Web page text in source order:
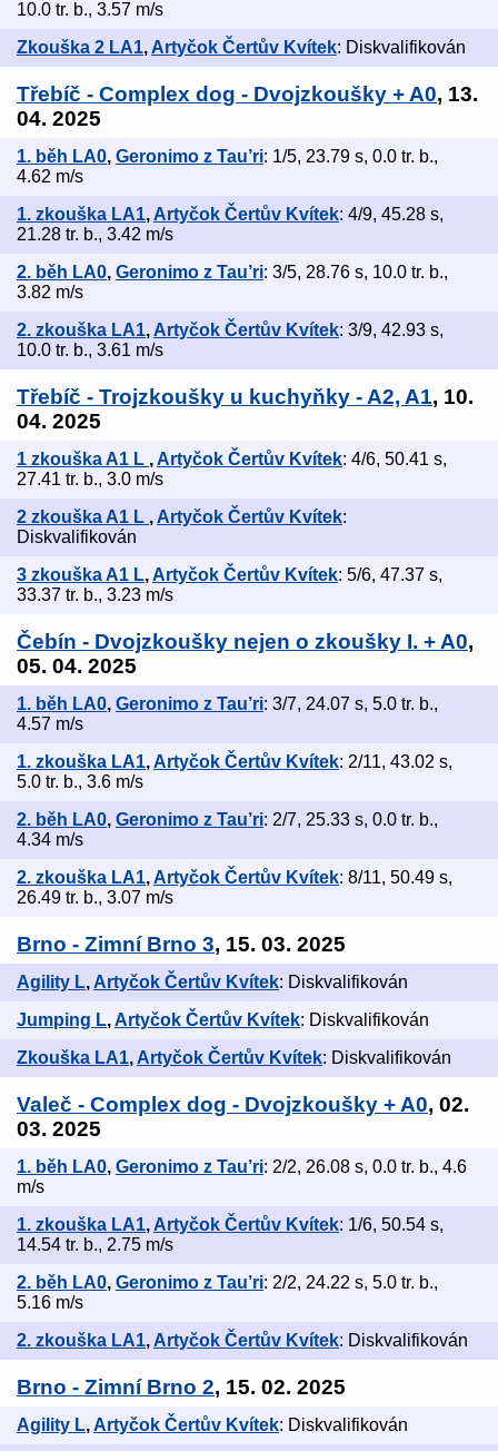
10.0 tr. b., 3.57 m/s
Zkouška 2 LA1, Artyčok Čertův Kvítek: Diskvalifikován
Třebíč - Complex dog - Dvojzkoušky + A0, 13.
04. 2025
1. běh LA0, Geronimo z Tau’ri: 1/5, 23.79 s, 0.0 tr. b.,
4.62 m/s
1. zkouška LA1, Artyčok Čertův Kvítek: 4/9, 45.28 s,
21.28 tr. b., 3.42 m/s
2. běh LA0, Geronimo z Tau’ri: 3/5, 28.76 s, 10.0 tr. b.,
3.82 m/s
2. zkouška LA1, Artyčok Čertův Kvítek: 3/9, 42.93 s,
10.0 tr. b., 3.61 m/s
Třebíč - Trojzkoušky u kuchyňky - A2, A1, 10.
04. 2025
1 zkouška A1 L ,Artyčok Čertův Kvítek: 4/6, 50.41 s,
27.41 tr. b., 3.0 m/s
2 zkouška A1 L , Artyčok Čertův Kvítek:
Diskvalifikován
3 zkouška A1 L,Artyčok Čertův Kvítek: 5/6, 47.37 s,
33.37 tr. b., 3.23 m/s
Čebín - Dvojzkoušky nejen o zkoušky I. + A0,
05. 04. 2025
1. běh LA0, Geronimo z Tau’ri: 3/7, 24.07 s, 5.0 tr. b.,
4.57 m/s
1. zkouška LA1,Artyčok Čertův Kvítek: 2/11, 43.02 s,
5.0 tr. b., 3.6 m/s
2. běh LA0, Geronimo z Tau’ri: 2/7, 25.33 s, 0.0 tr. b.,
4.34 m/s
2. zkouška LA1,Artyčok Čertův Kvítek: 8/11, 50.49 s,
26.49 tr. b., 3.07 m/s
Brno - Zimní Brno 3, 15. 03. 2025
Agility L, Artyčok Čertův Kvítek: Diskvalifikován
Jumping L,Artyčok Čertův Kvítek: Diskvalifikován
Zkouška LA1, Artyčok Čertův Kvítek: Diskvalifikován
Valeč - Complex dog - Dvojzkoušky + A0, 02.
03. 2025
1. běh LA0, Geronimo z Tau’ri: 2/2, 26.08 s, 0.0 tr. b., 4.6
m/s
1. zkouška LA1, Artyčok Čertův Kvítek: 1/6, 50.54 s,
14.54 tr. b., 2.75 m/s
2. běh LA0, Geronimo z Tau’ri: 2/2, 24.22 s, 5.0 tr. b.,
5.16 m/s
2. zkouška LA1, Artyčok Čertův Kvítek: Diskvalifikován
Brno - Zimní Brno 2, 15. 02. 2025
Agility L,Artyčok Čertův Kvítek: Diskvalifikován